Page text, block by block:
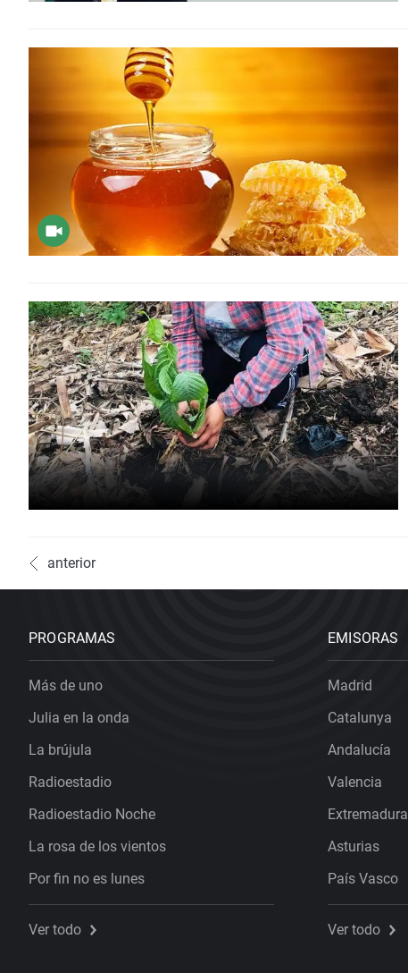
anterior
PROGRAMAS
Más de uno
Julia en la onda
La brújula
Radioestadio
Radioestadio Noche
La rosa de los vientos
Por fin no es lunes
Ver todo
EMISORAS
Madrid
Catalunya
Andalucía
Valencia
Extremadura
Asturias
País Vasco
Ver todo